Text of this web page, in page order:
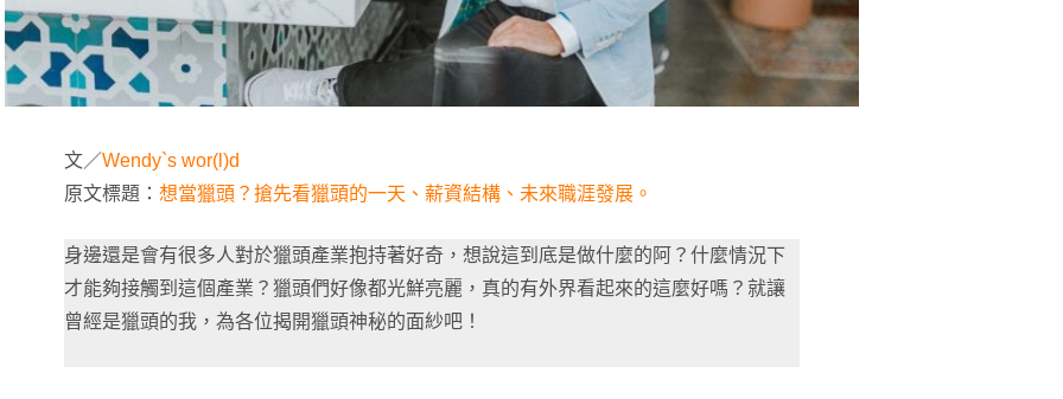
文／Wendy`s wor(l)d
原文標題： 想當獵頭？搶先看獵頭的一天、薪資結構、未來職涯發展。
身邊還是會有很多人對於獵頭產業抱持著好奇，想說這到底是做什麼的阿？什麼情況下
才能夠接觸到這個產業？獵頭們好像都光鮮亮麗，真的有外界看起來的這麼好嗎？就讓
曾經是獵頭的我，為各位揭開獵頭神秘的面紗吧！